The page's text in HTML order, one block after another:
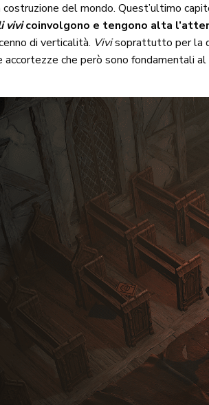
del mondo. Quest’ultimo
vivicoinvolgono e tengono alta
di verticalità. Vivisoprattutto per la
accortezze che però sono fondamentali